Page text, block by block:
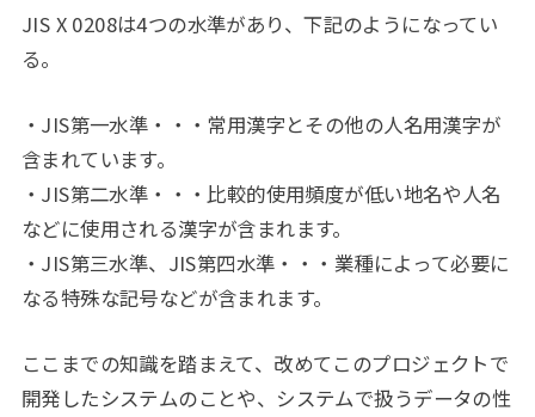
JIS X 0208は4つの水準があり、下記のようになってい
る。
・JIS第一水準・・・常用漢字とその他の人名用漢字が
含まれています。
・JIS第二水準・・・比較的使用頻度が低い地名や人名
などに使用される漢字が含まれます。
・JIS第三水準、JIS第四水準・・・業種によって必要に
なる特殊な記号などが含まれます。
ここまでの知識を踏まえて、改めてこのプロジェクトで
開発したシステムのことや、システムで扱うデータの性